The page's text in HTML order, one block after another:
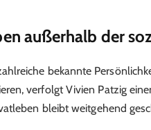
außerhalb der
bekannte
verfolgt Vivien Patzig
bleibt weitgehend